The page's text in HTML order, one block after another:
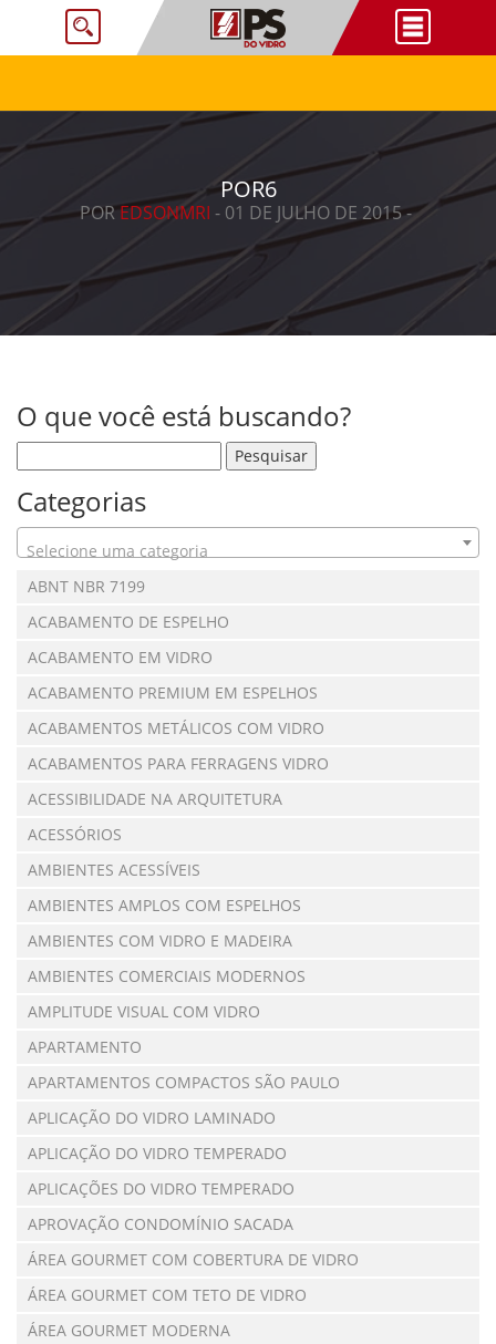
POR6
POREDSONMRI - 01 DE JULHO DE 2015 -
O que você está buscando?
Categorias
Selecione uma categoria
ABNT NBR 7199
ACABAMENTO DE ESPELHO
ACABAMENTO EM VIDRO
ACABAMENTO PREMIUM EM ESPELHOS
ACABAMENTOS METÁLICOS COM VIDRO
ACABAMENTOS PARA FERRAGENS VIDRO
ACESSIBILIDADE NA ARQUITETURA
ACESSÓRIOS
AMBIENTES ACESSÍVEIS
AMBIENTES AMPLOS COM ESPELHOS
AMBIENTES COM VIDRO E MADEIRA
AMBIENTES COMERCIAIS MODERNOS
AMPLITUDE VISUAL COM VIDRO
APARTAMENTO
APARTAMENTOS COMPACTOS SÃO PAULO
APLICAÇÃO DO VIDRO LAMINADO
APLICAÇÃO DO VIDRO TEMPERADO
APLICAÇÕES DO VIDRO TEMPERADO
APROVAÇÃO CONDOMÍNIO SACADA
ÁREA GOURMET COM COBERTURA DE VIDRO
ÁREA GOURMET COM TETO DE VIDRO
ÁREA GOURMET MODERNA